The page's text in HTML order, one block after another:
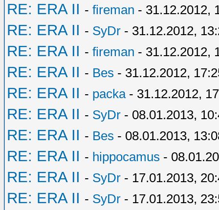
RE: ERA II - fireman - 31.12.2012,
RE: ERA II - SyDr - 31.12.2012,
RE: ERA II - fireman - 31.12.2012,
RE: ERA II - Bes - 31.12.2012,
RE: ERA II - packa- 31.12.2012,
RE: ERA II - SyDr - 08.01.2013,
RE: ERA II - Bes - 08.01.2013,
RE: ERA II - hippocamus -
RE: ERA II - SyDr - 17.01.2013,
RE: ERA II - SyDr - 17.01.2013,